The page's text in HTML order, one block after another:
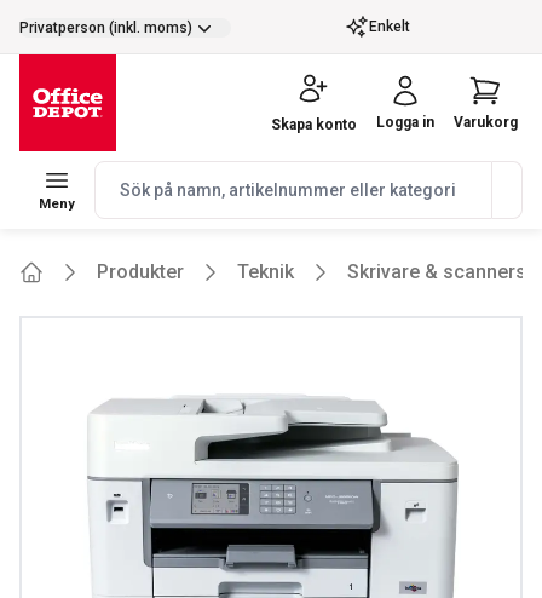
selector.vat
Privatperson (inkl. moms) Enkelt
Meny
navbar.quicksearch.label
Skapa konto Logga in Varukorg
Produkter Teknik Skrivare & scanners